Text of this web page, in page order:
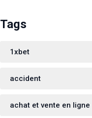
Tags
1xbet
accident
achat et vente en ligne